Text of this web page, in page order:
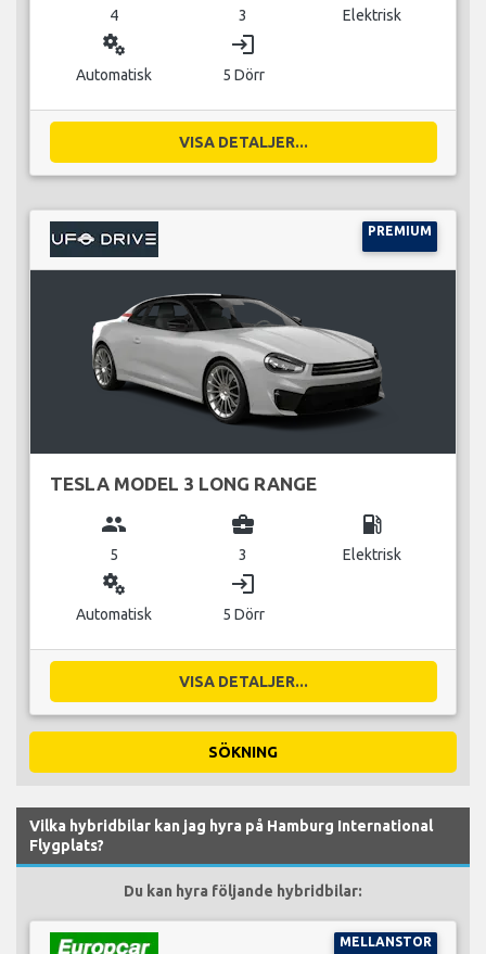
4 3 Elektrisk
miscellaneous_services
Automatisk
login
5 Dörr
VISA DETALJER...
PREMIUM
TESLA MODEL 3 LONG RANGE
group
5
business_center
3
local_gas_station
Elektrisk
miscellaneous_services
Automatisk
login
5 Dörr
VISA DETALJER...
SÖKNING
Vilka hybridbilar kan jag hyra på Hamburg International
Flygplats?
Du kan hyra följande hybridbilar:
MELLANSTOR